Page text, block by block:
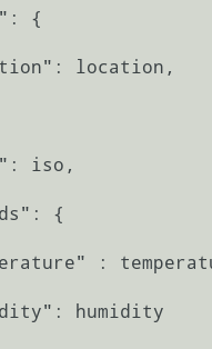
{
location,
iso,
{
:
humidity